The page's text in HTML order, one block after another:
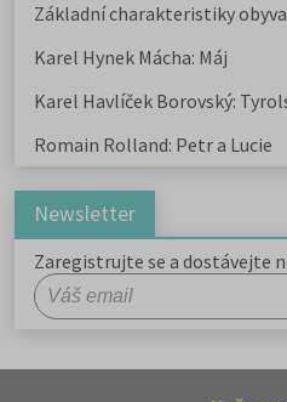
Základní charakteristiky
Karel Hynek Mácha: Máj
Karel Havlíček Borovský:
Romain Rolland: Petr a Lucie
Newsletter
Zaregistrujte se a dostávejte